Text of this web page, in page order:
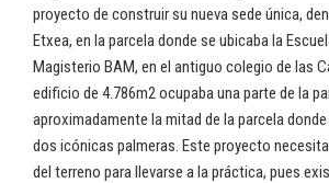
proyecto de construir su nueva sede única,
Etxea, en la parcela donde se ubicaba la
Magisterio BAM, en el antiguo colegio de las
edificio de 4.786m2 ocupaba una parte de la
aproximadamente la mitad de la parcela
dos icónicas palmeras. Este proyecto
del terreno para llevarse a la práctica, pues